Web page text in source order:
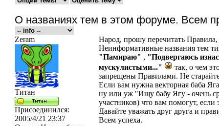
О названиях тем в этом форуме. Всем
Zeram
Титан
Присоединился:
2005/4/21 23:37
Народ, прошу перечитать
Неинформативные названия тем
"Памираю" , "Подвергаюсь
мускулистыми..."
так, о чем
запрещены Правилами. Не
Если вам нужна векторная баба
ну или уж "Ищу бабу Ягу - очень
участников) что вам помогут,
Давайте уважать друг друга и
Всем успеха.